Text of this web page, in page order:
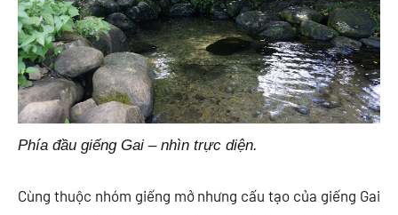
Phía đầu giếng Gai – nhìn trực diện.
Cùng thuộc nhóm giếng mở nhưng cấu tạo của giếng Gai